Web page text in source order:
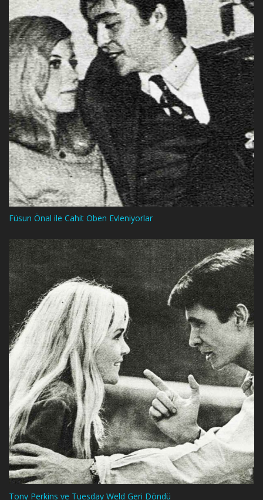
Füsun Önal ile Cahit Oben Evleniyorlar
Tony Perkins ve Tuesday Weld Geri Döndü